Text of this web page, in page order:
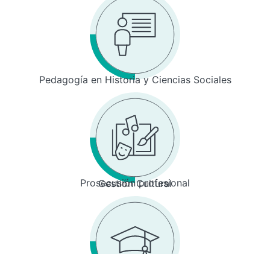
Pedagogía en Historia y Ciencias Sociales
Prosecusión profesional
Gestión Cultural